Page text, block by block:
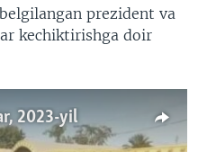
prezident va
kechiktirishga doir
2023-yil